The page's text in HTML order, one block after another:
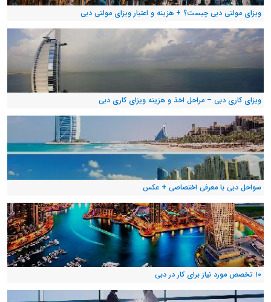
ویزای مولتی دبی چیست؟ + هزینه و اعتبار ویزای مولتی دبی
ویزای کاری دبی – مراحل اخذ و هزینه ویزای کاری دبی
سواحل دبی با معرفی اختصاصی + عکس
۱۰ تخصص مورد نیاز برای کار در دبی